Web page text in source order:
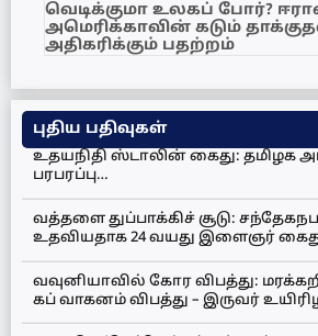
வெடிக்குமா உலகப் போர்?
அமெரிக்காவின் கடும்
அதிகரிக்கும் பதற்றம்
புதிய பதிவுகள்
உதயநிதி ஸ்டாலின் கைது: தமிழக
பரபரப்பு…
வத்தளை துப்பாக்கிச் சூடு:
உதவியதாக 24 வயது இளைஞர்
வவுனியாவில் கோர விபத்து:
கப் வாகனம் விபத்து – இருவர்